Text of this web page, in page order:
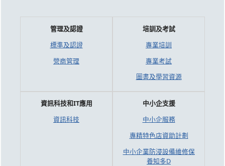
管理及認證
標準及認證
營商管理
培訓及考試
專業培訓
專業考試
圖書及學習資源
資訊科技和IT應用
資訊科技
中小企支援
中小企服務
專精特色店資助計劃
中小企業防浸設備維修保
養知多D